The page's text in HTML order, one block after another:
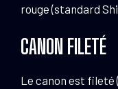
rouge (standard
CANON FILETÉ
Le canon est fileté